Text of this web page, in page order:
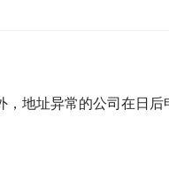
，地址异常的公司在日后